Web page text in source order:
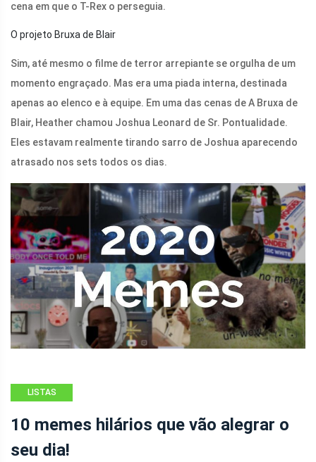
cena em que o T-Rex o perseguia.
O projeto Bruxa de Blair
Sim, até mesmo o filme de terror arrepiante se orgulha de um
momento engraçado. Mas era uma piada interna, destinada
apenas ao elenco e à equipe. Em uma das cenas de A Bruxa de
Blair, Heather chamou Joshua Leonard de Sr. Pontualidade.
Eles estavam realmente tirando sarro de Joshua aparecendo
atrasado nos sets todos os dias.
LISTAS
10 memes hilários que vão alegrar o
seu dia!